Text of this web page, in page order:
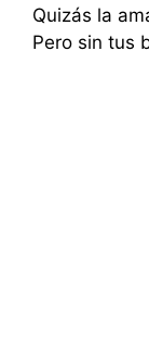
Quizás la
Pero sin tus